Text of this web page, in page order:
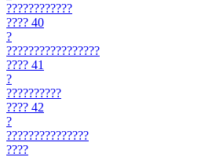
????????????
???? 40
?
?????????????????
???? 41
?
??????????
???? 42
?
???????????????
????